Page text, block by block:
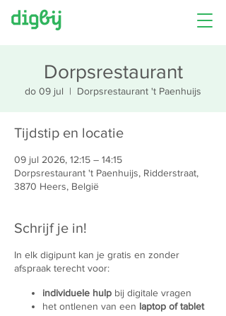
Dorpsrestaurant
do 09 jul
  |
Dorpsrestaurant 't Paenhuijs
Tijdstip en locatie
09 jul 2026, 12:15 – 14:15
Dorpsrestaurant 't Paenhuijs, Ridderstraat,
3870 Heers, België
Schrijf je in!
In elk digipunt kan je gratis en zonder
afspraak terecht voor:
individuele hulp bij digitale vragen
het ontlenen van een laptop of tablet